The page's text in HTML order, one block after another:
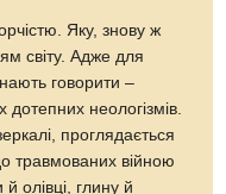
Яку, знову ж
світу. Адже для
говорити –
дотепних неологізмів.
проглядається
травмованих війною
олівці, глину й